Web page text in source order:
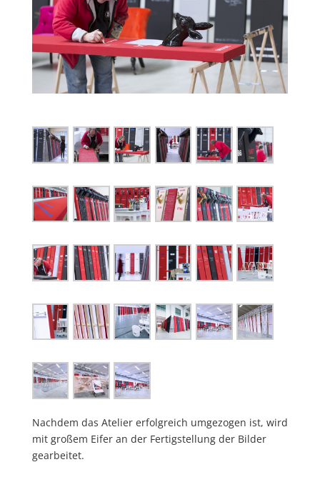
Nachdem das Atelier erfolgreich umgezogen ist, wird
mit großem Eifer an der Fertigstellung der Bilder
gearbeitet.